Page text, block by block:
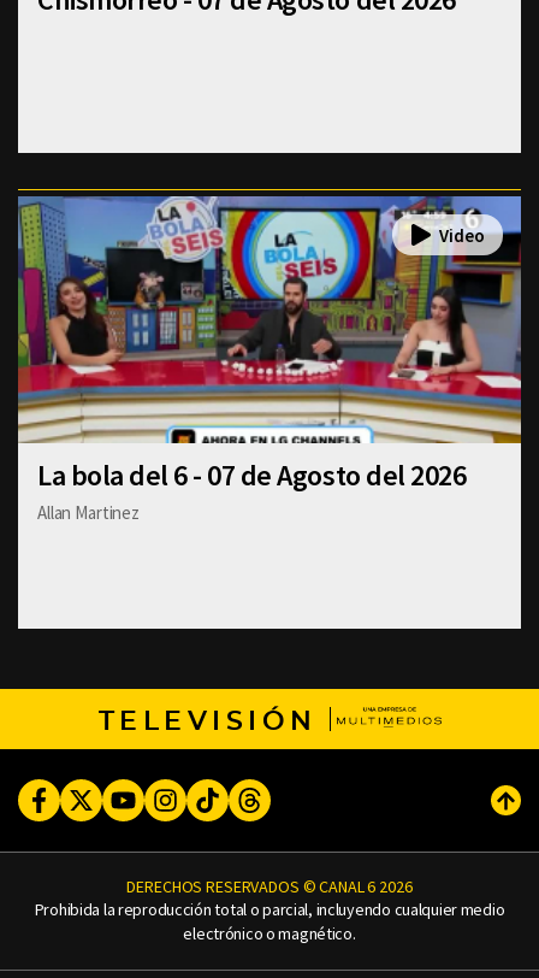
La bola del 6 - 07 de Agosto del 2026
Allan Martinez
TELEVISIÓN
FacebookTwitterYoutubeInstagram
TikTokThreads
DERECHOS RESERVADOS © CANAL 6 2026
Prohibida la reproducción total o parcial, incluyendo cualquier medio
electrónico o magnético.